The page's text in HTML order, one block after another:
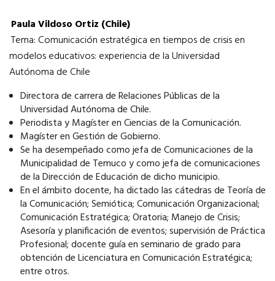
Paula Vildoso Ortiz (Chile)
Tema: Comunicación estratégica en tiempos de crisis en
modelos educativos: experiencia de la Universidad
Autónoma de Chile
Directora de carrera de Relaciones Públicas de la
Universidad Autónoma de Chile.
Periodista y Magíster en Ciencias de la Comunicación.
Magíster en Gestión de Gobierno.
Se ha desempeñado como jefa de Comunicaciones de la
Municipalidad de Temuco y como jefa de comunicaciones
de la Dirección de Educación de dicho municipio.
En el ámbito docente, ha dictado las cátedras de Teoría de
la Comunicación; Semiótica; Comunicación Organizacional;
Comunicación Estratégica; Oratoria; Manejo de Crisis;
Asesoría y planificación de eventos; supervisión de Práctica
Profesional; docente guía en seminario de grado para
obtención de Licenciatura en Comunicación Estratégica;
entre otros.